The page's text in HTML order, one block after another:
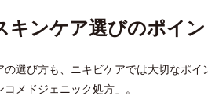
キンケア選びのポイン
選び方も、ニキビケアでは大切なポ
メドジェニック処方」。